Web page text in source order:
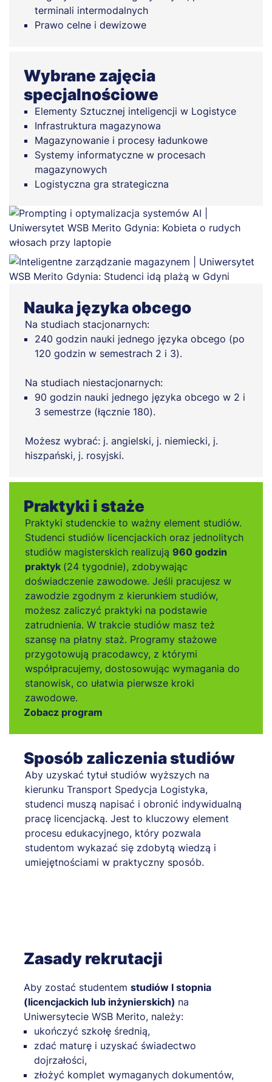
terminali intermodalnych
Prawo celne i dewizowe
Wybrane zajęcia
specjalnościowe
Elementy Sztucznej inteligencji w Logistyce
Infrastruktura magazynowa
Magazynowanie i procesy ładunkowe
Systemy informatyczne w procesach
magazynowych
Logistyczna gra strategiczna
Nauka języka obcego
Na studiach stacjonarnych:
240 godzin nauki jednego języka obcego (po
120 godzin w semestrach 2 i 3).
Na studiach niestacjonarnych:
90 godzin nauki jednego języka obcego w 2 i
3 semestrze (łącznie 180).
Możesz wybrać: j. angielski, j. niemiecki, j.
hiszpański, j. rosyjski.
Praktyki i staże
Praktyki studenckie to ważny element studiów.
Studenci studiów licencjackich oraz jednolitych
studiów magisterskich realizują 960 godzin
praktyk (24 tygodnie), zdobywając
doświadczenie zawodowe. Jeśli pracujesz w
zawodzie zgodnym z kierunkiem studiów,
możesz zaliczyć praktyki na podstawie
zatrudnienia. W trakcie studiów masz też
szansę na płatny staż. Programy stażowe
przygotowują pracodawcy, z którymi
współpracujemy, dostosowując wymagania do
stanowisk, co ułatwia pierwsze kroki
zawodowe.
Zobacz program
Sposób zaliczenia studiów
Aby uzyskać tytuł studiów wyższych na
kierunku Transport Spedycja Logistyka,
studenci muszą napisać i obronić indywidualną
pracę licencjacką. Jest to kluczowy element
procesu edukacyjnego, który pozwala
studentom wykazać się zdobytą wiedzą i
umiejętnościami w praktyczny sposób.
Zasady rekrutacji
Aby zostać studentem studiów I stopnia
(licencjackich lub inżynierskich) na
Uniwersytecie WSB Merito, należy:
ukończyć szkołę średnią,
zdać maturę i uzyskać świadectwo
dojrzałości,
złożyć komplet wymaganych dokumentów,